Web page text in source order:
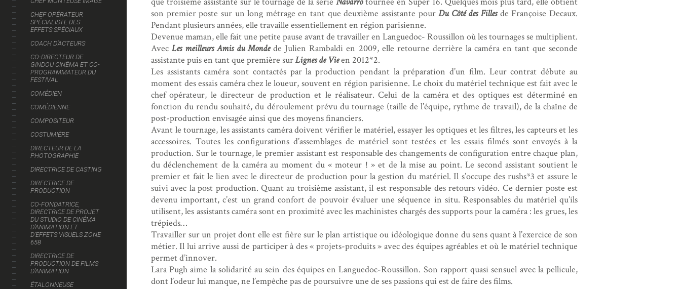
CHEF OPÉRATEUR
SPÉCIALISTE DES
EFFETS SPÉCIAUX
COACH D’ACTEURS
CO-DIRECTEUR DE
GINDOU CINÉMA ET CO-
PROGRAMMATEUR DU
FESTIVAL
COMÉDIEN
COMÉDIENNE
COMPOSITEUR
COSTUMIÈRE
DIRECTEUR DE LA
PHOTOGRAPHIE
DIRECTRICE DE CASTING
DIRECTRICE DE
PRODUCTION
CO-FONDATRICE,
DIRECTRICE DE PROJET
DU STUDIO DE CINÉMA
D’ANIMATION ET
D’EFFETS VISUELS ZONE
658
DIRECTRICE DE
PRODUCTION DE FILMS
D’ANIMATION
ÉTALONNEUSE
son premier poste sur un long métrage en tant que deuxième assistante pourDu Côté des Fillesde Françoise Decaux.
Pendant plusieurs années, elle travaille essentiellement en région parisienne.
Devenue maman, elle fait une petite pause avant de travailler en Languedoc- Roussillon où les tournages se multiplient.
AvecLes meilleurs Amis du Mondede Julien Rambaldi en 2009, elle retourne derrière la caméra en tant que seconde
assistante puis en tant que première surLignes de Vieen 2012*2.
Les assistants caméra sont contactés par la production pendant la préparation d’un film. Leur contrat débute au
moment des essais caméra chez le loueur, souvent en région parisienne. Le choix du matériel technique est fait avec le
chef opérateur, le directeur de production et le réalisateur. Celui de la caméra et des optiques est déterminé en
fonction du rendu souhaité, du déroulement prévu du tournage (taille de l’équipe, rythme de travail), de la chaîne de
post-production envisagée ainsi que des moyens financiers.
Avant le tournage, les assistants caméra doivent vérifier le matériel, essayer les optiques et les filtres, les capteurs et les
accessoires. Toutes les configurations d’assemblages de matériel sont testées et les essais filmés sont envoyés à la
production. Sur le tournage, le premier assistant est responsable des changements de configuration entre chaque plan,
du déclenchement de la caméra au moment du « moteur ! » et de la mise au point. Le second assistant soutient le
premier et fait le lien avec le directeur de production pour la gestion du matériel. Il s’occupe des rushs*3 et assure le
suivi avec la post production. Quant au troisième assistant, il est responsable des retours vidéo. Ce dernier poste est
devenu important, c’est un grand confort de pouvoir évaluer une séquence in situ. Responsables du matériel qu’ils
utilisent, les assistants caméra sont en proximité avec les machinistes chargés des supports pour la caméra : les grues, les
trépieds…
Travailler sur un projet dont elle est fière sur le plan artistique ou idéologique donne du sens quant à l’exercice de son
métier. Il lui arrive aussi de participer à des « projets-produits » avec des équipes agréables et où le matériel technique
permet d’innover.
Lara Pugh aime la solidarité au sein des équipes en Languedoc-Roussillon. Son rapport quasi sensuel avec la pellicule,
dont l’odeur lui manque, ne l’empêche pas de poursuivre une de ses passions qui est de faire des films.